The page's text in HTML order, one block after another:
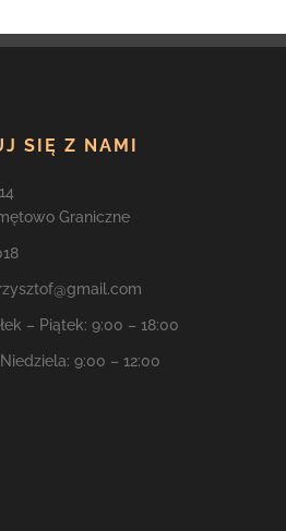
SIĘ Z NAMI
Graniczne
– Piątek: 9:00 – 18:00
9:00 – 12:00